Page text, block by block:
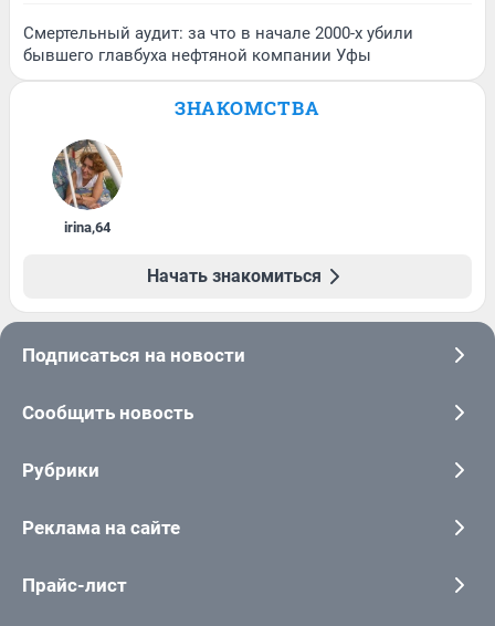
Смертельный аудит: за что в начале 2000-х убили
бывшего главбуха нефтяной компании Уфы
ЗНАКОМСТВА
irina,64
Начать знакомиться
Подписаться на новости
Сообщить новость
Рубрики
Реклама на сайте
Прайс-лист